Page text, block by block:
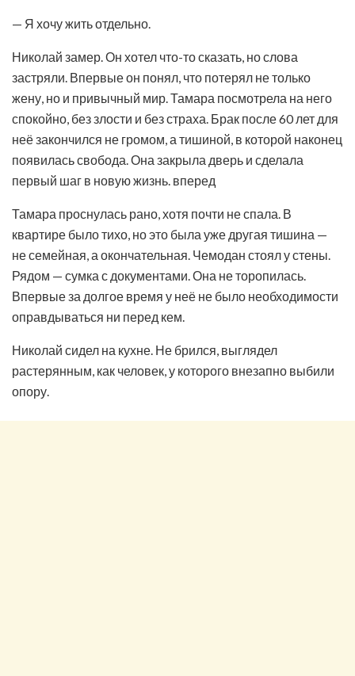
— Я хочу жить отдельно.
Николай замер. Он хотел что-то сказать, но слова
застряли. Впервые он понял, что потерял не только
жену, но и привычный мир. Тамара посмотрела на него
спокойно, без злости и без страха. Брак после 60 лет для
неё закончился не громом, а тишиной, в которой наконец
появилась свобода. Она закрыла дверь и сделала
первый шаг в новую жизнь. вперед
Тамара проснулась рано, хотя почти не спала. В
квартире было тихо, но это была уже другая тишина —
не семейная, а окончательная. Чемодан стоял у стены.
Рядом — сумка с документами. Она не торопилась.
Впервые за долгое время у неё не было необходимости
оправдываться ни перед кем.
Николай сидел на кухне. Не брился, выглядел
растерянным, как человек, у которого внезапно выбили
опору.